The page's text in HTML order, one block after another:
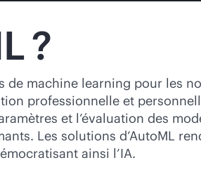
est
HPE pour découvrir,
Acheter maintenant
?
machine learning pour les
professionnelle et
et l’évaluation des
Les solutions d’AutoML
ainsi l’IA.